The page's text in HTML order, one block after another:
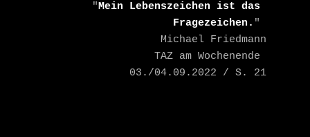
    "
Mein Lebenszeichen ist das
Fragezeichen. "
03./04.09.2022 / S. 21